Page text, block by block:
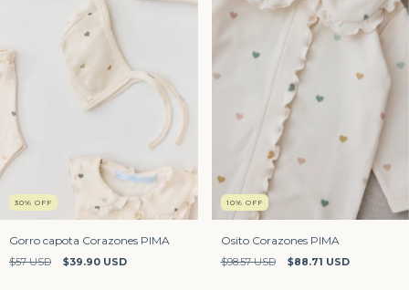
30% OFF
Gorro capota Corazones PIMA
$57 USD $39.90 USD
10% OFF
Osito Corazones PIMA
$98.57 USD $88.71 USD